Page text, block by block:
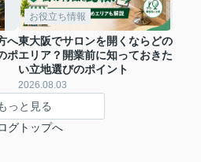
へ
ポ
お役立ち情報
東大阪でサロンを開くならどの
エリア？開業前に知っておきた
い立地選びのポイント
2026.08.03
っと見る
グトップへ